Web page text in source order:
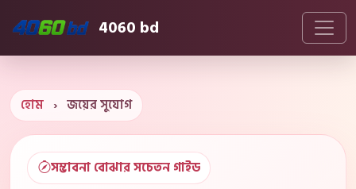
4060 bd
হোম › জয়ের সুযোগ
সম্ভাবনা বোঝার সচেতন গাইড